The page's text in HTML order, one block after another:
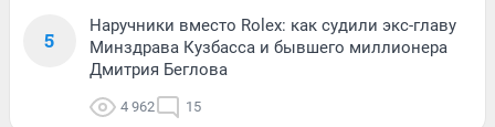
5
Наручники вместо Rolex: как судили экс-главу
Минздрава Кузбасса и бывшего миллионера
Дмитрия Беглова
4 962 15